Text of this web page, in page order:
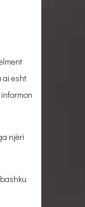
ai esht
njëri